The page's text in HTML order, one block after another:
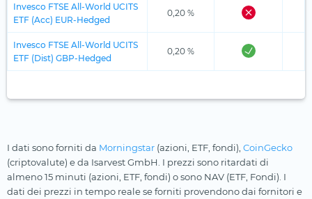
Invesco FTSE All-World UCITS
ETF (Acc) EUR-Hedged
0,20 %
Invesco FTSE All-World UCITS
ETF (Dist) GBP-Hedged
0,20 %
I dati sono forniti da Morningstar (azioni, ETF, fondi), CoinGecko
(criptovalute) e da Isarvest GmbH. I prezzi sono ritardati di
almeno 15 minuti (azioni, ETF, fondi) o sono NAV (ETF, Fondi). I
dati dei prezzi in tempo reale se forniti provendono dai fornitori e